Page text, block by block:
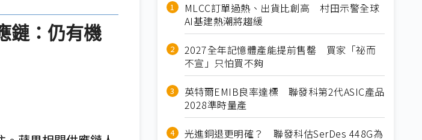
鏈：仍有機
MLCC訂單過熱、出貨比創高 村田示警全球
AI基建熱潮將趨緩
2027全年記憶體產能提前售罄 買家「祕而
不宣」只怕買不夠
英特爾EMIB良率達標 聯發科第2代ASIC產品
2028準時量產
光進銅退更明確？ 聯發科估SerDes 448G為